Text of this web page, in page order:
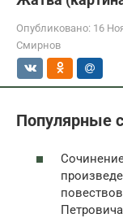
Опубликовано: 16
Смирнов
Популярные